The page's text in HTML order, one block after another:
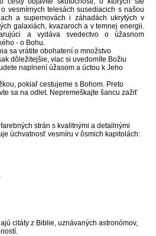
vesmírnych telesách susediacich s našou
a supernovách i záhadách ukrytých v
galaxiách, kvazaroch a v temnej energii.
a vydáva svedectvo o úžasnom
- o Bohu.
sa vrátite obohatení o množstvo
dôležitejšie, viac si uvedomíte Božiu
naplnení úžasom a úctou k Jeho
pokiaľ cestujeme s Bohom. Preto
sa na odlet. Nepremeškajte šancu zažiť
strán s kvalitnými a detailnými
úchvatnosť vesmíru v ôsmich kapitolách:
citáty z Biblie, uznávaných astronómov,